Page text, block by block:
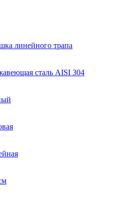
линейного трапа
сталь AISI 304